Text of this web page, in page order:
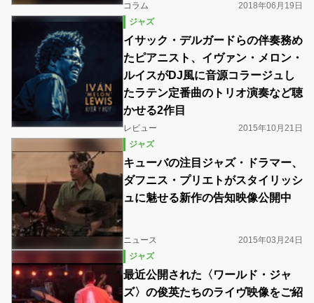
コラム
2018年06月19日
ジャズ
イサック・デルガードらの伴奏務め
たピアニスト、イヴァン・メロン・
ルイスがDJ風に音源コラージュし
たラテン定番曲のトリオ演奏など聴
かせる2作目
レビュー
2015年10月21日
ジャズ
キューバの注目ジャズ・ドラマー、
ダフニス・プリエトがスタイリッシ
ュに魅せる新作の告知映像公開中
ニュース
2015年03月24日
ジャズ
最近公開された〈ワールド・ジャ
ズ〉の俊英たちのライヴ映像をご紹